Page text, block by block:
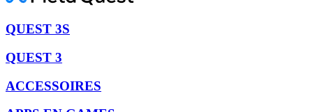
QUEST 3S
QUEST 3
ACCESSOIRES